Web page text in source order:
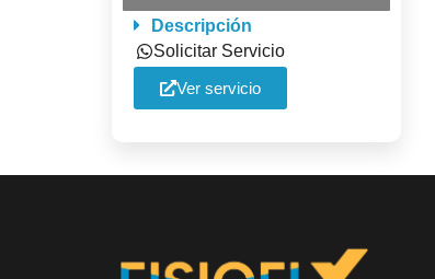
Descripción
Solicitar Servicio
Ver servicio